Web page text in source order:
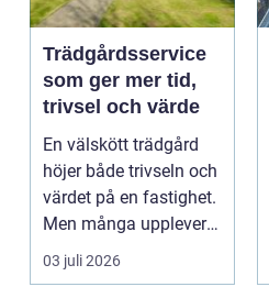
Trädgårdsservice
som ger mer tid,
trivsel och värde
En välskött trädgård
höjer både trivseln och
värdet på en fastighet.
Men många upplever
att tiden, o...
03 juli 2026